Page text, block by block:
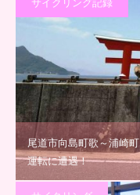
サイクリング記録
尾道市向島町歌～浦崎
運転に遭遇！